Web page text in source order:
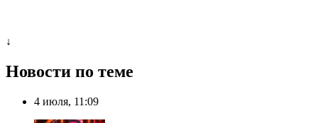
↓
Новости по теме
4 июля, 11:09